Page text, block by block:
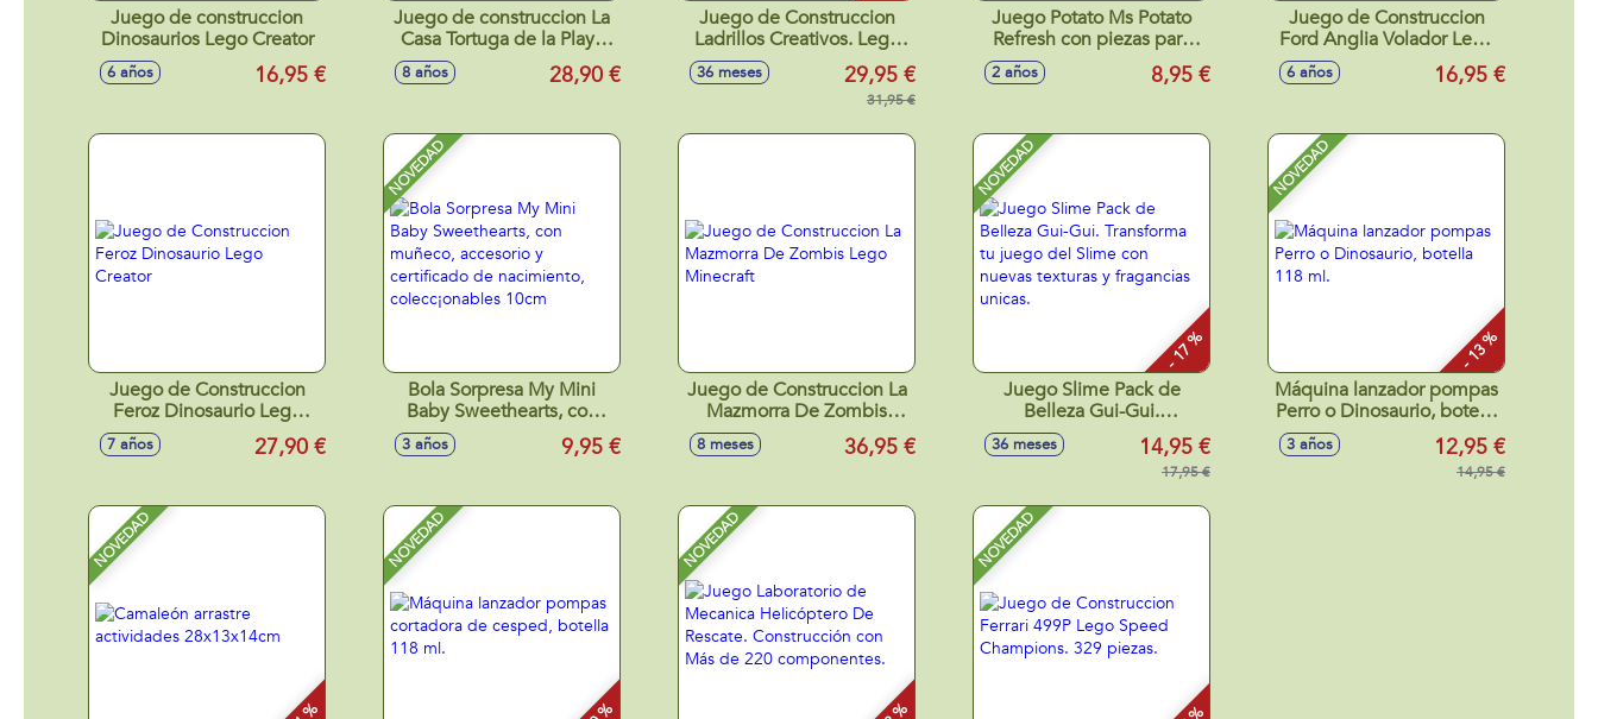
Juego de construccion
Dinosaurios Lego Creator
6 años 16,95 €
Juego de construccion La
Casa Tortuga de la Playa
Lego Minecraft
8 años 28,90 €
Juego de Construccion
Ladrillos Creativos. Lego
Classic 484 piezas.
36 meses 29,95 €
31,95 €
Juego Potato Ms Potato
Refresh con piezas para
mezclar y combinar
2 años 8,95 €
Juego de Construccion
Ford Anglia Volador Lego
Harry Potter
6 años 16,95 €
Juego de Construccion
Feroz Dinosaurio Lego
7 años 27,90 €
NOVEDAD
Bola Sorpresa My Mini
Baby Sweethearts, con
muñeco, accesorio y
certificado de nacimiento,
3 años 9,95 €
Juego de Construccion La
Mazmorra De Zombis
Lego Minecraft
8 meses 36,95 €
NOVEDAD
- 17 %
Juego Slime Pack de
Belleza Gui-Gui.
Transforma tu juego del
Slime con nuevas texturas
y fragancias unicas.
36 meses 14,95 €
17,95 €
NOVEDAD
- 13 %
Máquina lanzador pompas
Perro o Dinosaurio, botella
3 años 12,95 €
14,95 €
NOVEDAD NOVEDAD NOVEDAD NOVEDAD